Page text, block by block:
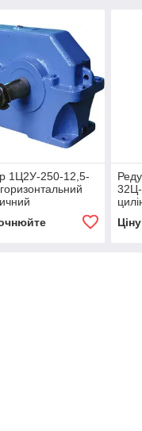
1Ц2У-250-12,5-